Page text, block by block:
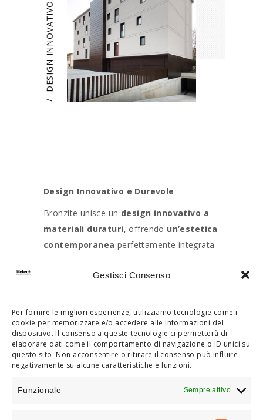
Gestisci Consenso
Per fornire le migliori esperienze, utilizziamo tecnologie come i
cookie per memorizzare e/o accedere alle informazioni del
dispositivo. Il consenso a queste tecnologie ci permetterà di
elaborare dati come il comportamento di navigazione o ID unici su
questo sito. Non acconsentire o ritirare il consenso può influire
negativamente su alcune caratteristiche e funzioni.
Funzionale Sempre attivo
/
DESIGN INNOVATIVO
Design Innovativo e Durevole
Bronzite unisce un design innovativo a
materiali duraturi, offrendo un’estetica
contemporanea perfettamente integrata
per garantirequalità e longevità